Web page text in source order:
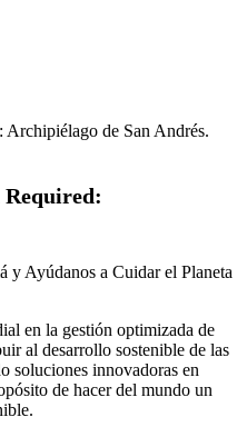
de San Andrés.
y Ayúdanos a Cuidar el Planeta
en la gestión optimizada de
al desarrollo sostenible de las
soluciones innovadoras en
de hacer del mundo un